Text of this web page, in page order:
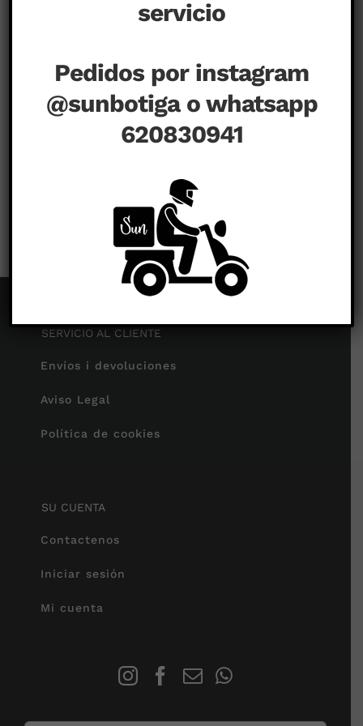
septiembre 1st, 2020 | Comentarios desactivados
SERVICIO AL CLIENTE
Envíos i devoluciones
Aviso Legal
Política de cookies
SU CUENTA
Contactenos
Iniciar sesión
Mi cuenta
servicio
Pedidos por instagram
@sunbotiga o whatsapp
620830941